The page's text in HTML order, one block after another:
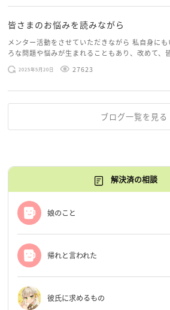
皆さまのお悩みを読みながら
メンター活動をさせていただきながら 私自身にも
ろな問題や悩みが生まれることもあり、改めて、
のお悩みを読みながら 「みんな、もがいてる。わ
だけじゃないんだな」と、逆に励まされるような日
2025年5月20日 27623
ブログ一覧を見る
解決済の相談
娘のこと
帰れと言われた
彼氏に求めるもの